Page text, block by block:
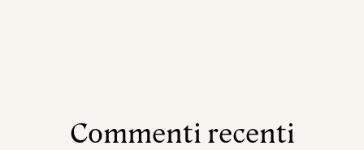
Commenti recenti